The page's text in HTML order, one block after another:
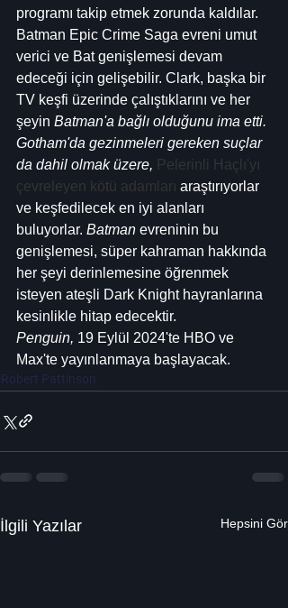
programı takip etmek zorunda kaldılar.
Batman Epic Crime Saga evreni umut
verici ve Bat genişlemesi devam
edeceği için gelişebilir. Clark, başka bir
TV keşfi üzerinde çalıştıklarını ve her
şeyin Batman'a bağlı olduğunu ima etti.
Gotham'da gezinmeleri gereken suçlar
da dahil olmak üzere, Pelerinli Haçlı'yı
çevreleyen kötü adamları araştırıyorlar
ve keşfedilecek en iyi alanları
buluyorlar. Batman evreninin bu
genişlemesi, süper kahraman hakkında
her şeyi derinlemesine öğrenmek
isteyen ateşli Dark Knight hayranlarına
kesinlikle hitap edecektir.
Penguin, 19 Eylül 2024'te HBO ve
Max'te yayınlanmaya başlayacak.
Robert Pattinson
İlgili Yazılar Hepsini Gör